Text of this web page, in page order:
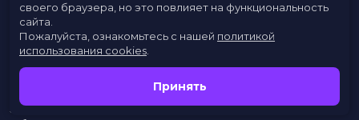
Расписание
Скоро в кино
Заведения
своего браузера, но это повлияет на функциональность
сайта.
Пожалуйста, ознакомьтесь с нашей политикой
использования cookies
Принять